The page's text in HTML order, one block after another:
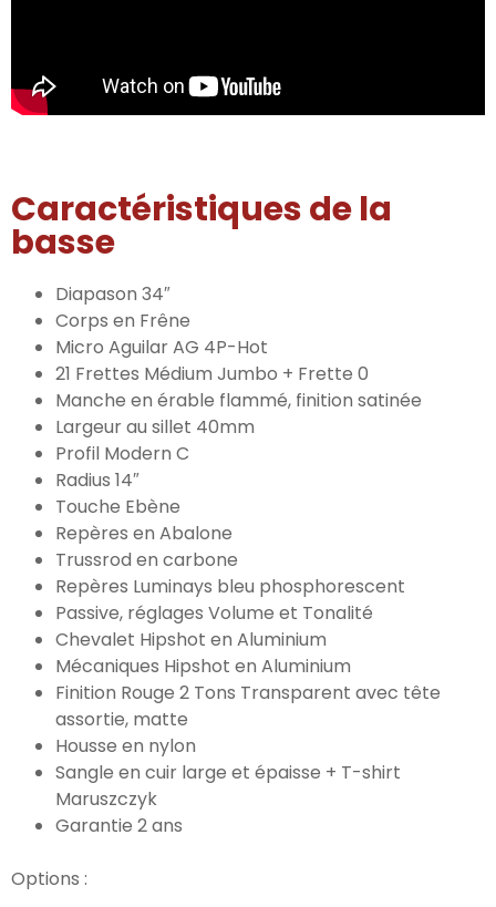
Caractéristiques de la
basse
Diapason 34″
Corps en Frêne
Micro Aguilar AG 4P-Hot
21 Frettes Médium Jumbo + Frette 0
Manche en érable flammé, finition satinée
Largeur au sillet 40mm
Profil Modern C
Radius 14″
Touche Ebène
Repères en Abalone
Trussrod en carbone
Repères Luminays bleu phosphorescent
Passive, réglages Volume et Tonalité
Chevalet Hipshot en Aluminium
Mécaniques Hipshot en Aluminium
Finition Rouge 2 Tons Transparent avec tête
assortie, matte
Housse en nylon
Sangle en cuir large et épaisse + T-shirt
Maruszczyk
Garantie 2 ans
Options :